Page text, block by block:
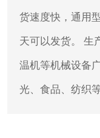
货速度快，通用
天可以发货。 生
温机等机械设备
光、食品、纺织